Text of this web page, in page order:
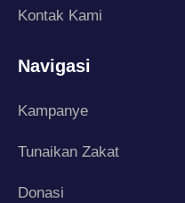
Kontak Kami
Navigasi
Kampanye
Tunaikan Zakat
Donasi